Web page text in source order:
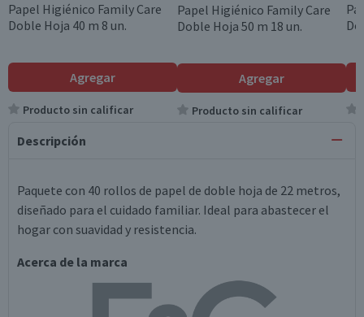
Papel Higiénico Family Care
Doble Hoja 40 m 8 un.
Agregar
Producto sin calificar
Papel Higiénico Family Care
Doble Hoja 50 m 18 un.
Agregar
Producto sin calificar
Descripción
Paquete con 40 rollos de papel de doble hoja de 22 metros,
diseñado para el cuidado familiar. Ideal para abastecer el
hogar con suavidad y resistencia.
Acerca de la marca